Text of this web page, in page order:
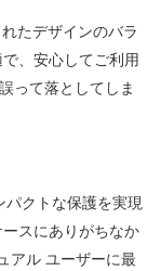
たデザインのバラ
、安心してご利用
って落としてしま
クトな保護を実現
スにありがちなか
アル ユーザーに最